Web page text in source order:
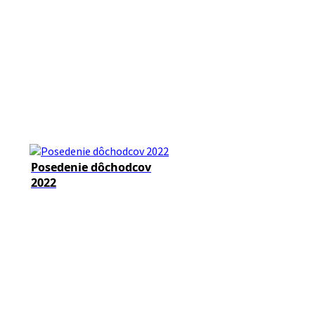
Posedenie dôchodcov
2022